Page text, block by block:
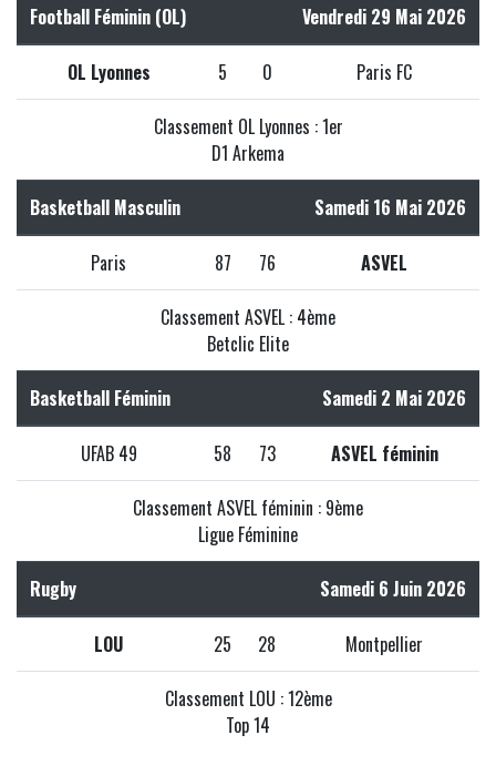
Football Féminin (OL) Vendredi 29 Mai 2026
OL Lyonnes 5 0 Paris FC
Classement OL Lyonnes : 1er
D1 Arkema
Basketball Masculin Samedi 16 Mai 2026
Paris 87 76 ASVEL
Classement ASVEL : 4ème
Betclic Elite
Basketball Féminin Samedi 2 Mai 2026
UFAB 49 58 73 ASVEL féminin
Classement ASVEL féminin : 9ème
Ligue Féminine
Rugby Samedi 6 Juin 2026
LOU 25 28 Montpellier
Classement LOU : 12ème
Top 14